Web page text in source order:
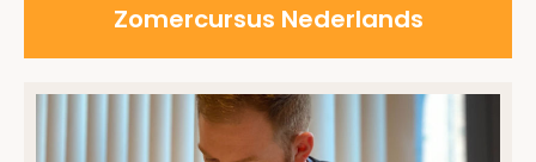
Zomercursus Nederlands